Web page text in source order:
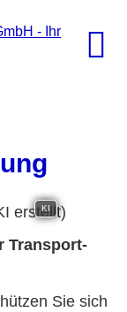
KI
Transport-
Sie sich